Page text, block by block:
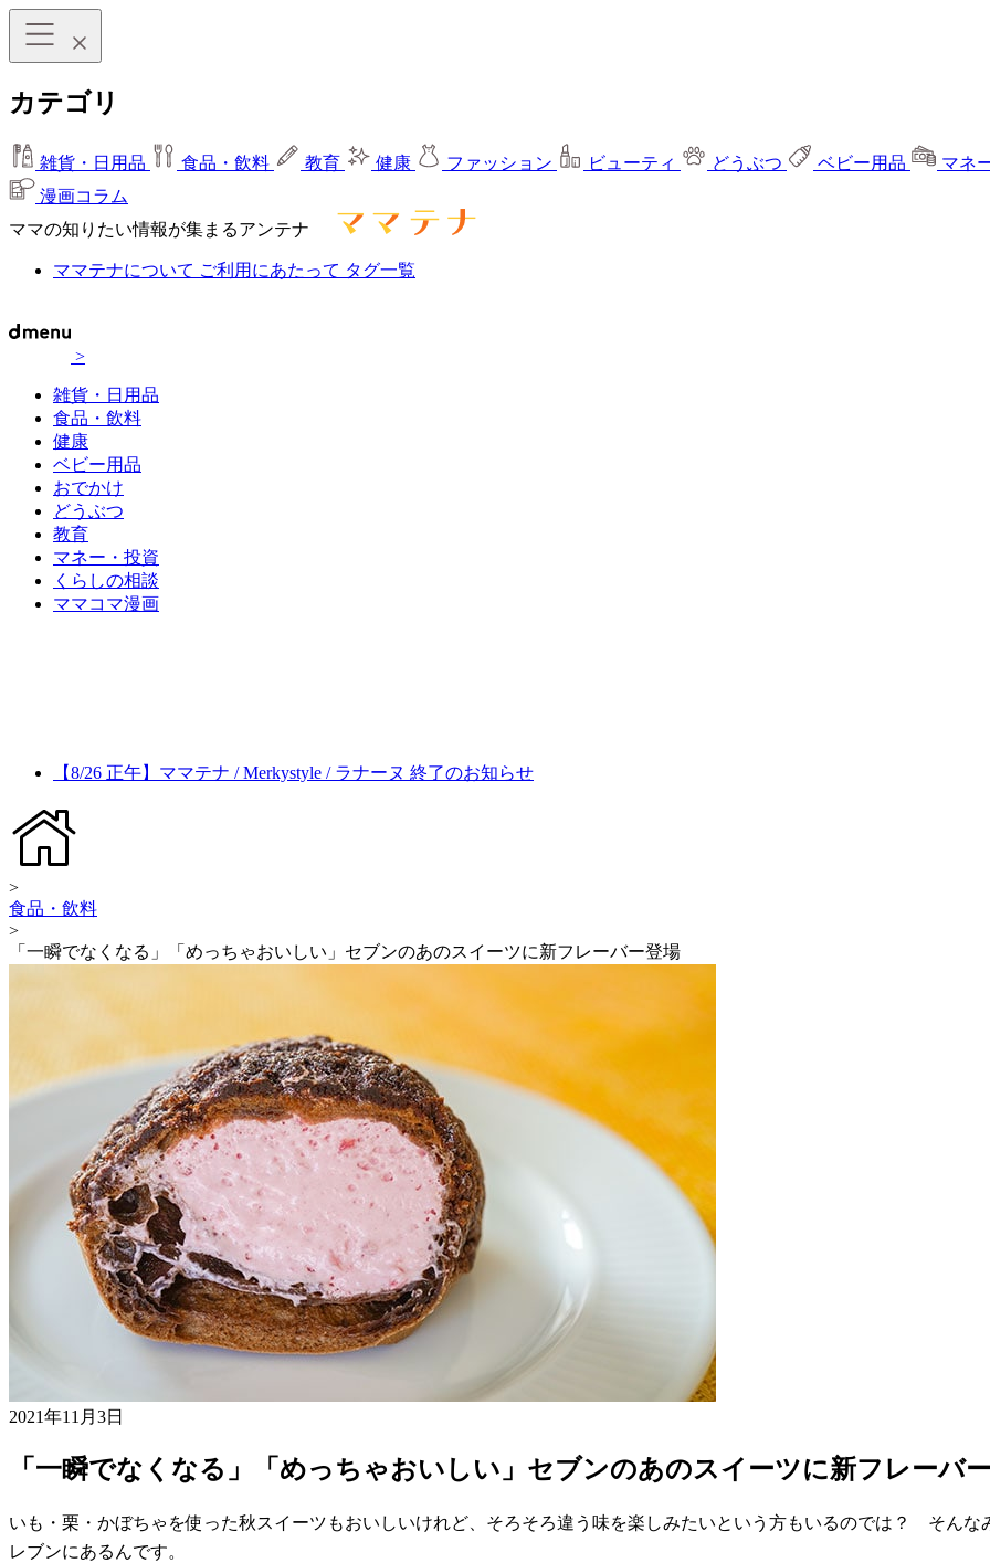
カテゴリ
雑貨・日用品 食品・飲料 教育 健康 ファッション ビューティ どうぶつ ベビー用品
マネ
漫画コラム
ママの知りたい情報が集まるアンテナ
ママテナについて ご利用にあたって タグ一覧
>
雑貨・日用品
食品・飲料
健康
ベビー用品
おでかけ
どうぶつ
教育
マネー・投資
くらしの相談
ママコマ漫画
【8/26 正午】ママテナ / Merkystyle / ラナーヌ 終了のお知らせ
>
食品・飲料
>
「一瞬でなくなる」「めっちゃおいしい」セブンのあのスイーツに新フレーバー登場
2021年11月3日
「一瞬でなくなる」「めっちゃおいしい」セブンのあのスイーツに新フレーバ
いも・栗・かぼちゃを使った秋スイーツもおいしいけれど、そろそろ違う味を楽しみたいという方もいるのでは？ そん
レブンにあるんです。